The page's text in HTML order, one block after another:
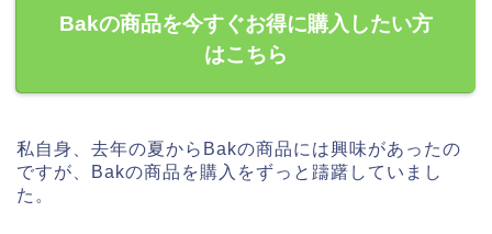
Bakの商品を今すぐお得に購入したい方
はこちら
私自身、去年の夏からBakの商品には興味があったの
ですが、Bakの商品を購入をずっと躊躇していまし
た。